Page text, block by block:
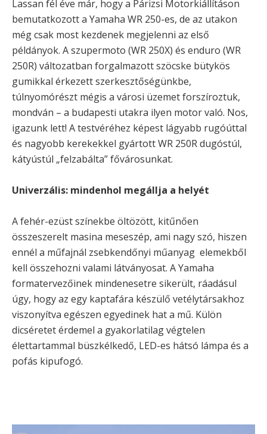
Lassan fél éve már, hogy a Párizsi Motorkiállításon
bemutatkozott a Yamaha WR 250-es, de az utakon
még csak most kezdenek megjelenni az első
példányok. A szupermoto (WR 250X) és enduro (WR
250R) változatban forgalmazott szöcske bütykös
gumikkal érkezett szerkesztőségünkbe,
túlnyomórészt mégis a városi üzemet forszíroztuk,
mondván – a budapesti utakra ilyen motor való. Nos,
igazunk lett! A testvéréhez képest lágyabb rugóúttal
és nagyobb kerekekkel gyártott WR 250R dugóstúl,
kátyústúl „felzabálta” fővárosunkat.
Univerzális: mindenhol megállja a helyét
A fehér-ezüst színekbe öltözött, kitűnően
összeszerelt masina meseszép, ami nagy szó, hiszen
ennél a műfajnál zsebkendőnyi műanyag elemekből
kell összehozni valami látványosat. A Yamaha
formatervezőinek mindenesetre sikerült, ráadásul
úgy, hogy az egy kaptafára készülő vetélytársakhoz
viszonyítva egészen egyedinek hat a mű. Külön
dicséretet érdemel a gyakorlatilag végtelen
élettartammal büszkélkedő, LED-es hátsó lámpa és a
pofás kipufogó.